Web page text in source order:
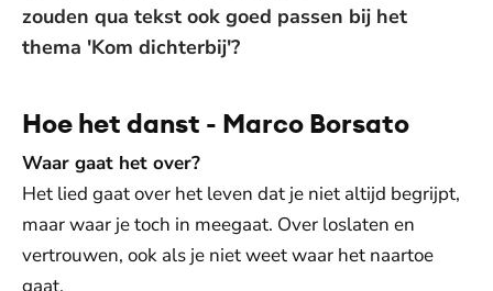
zouden qua tekst ook goed passen bij het
thema 'Kom dichterbij'?
Hoe het danst - Marco Borsato
Waar gaat het over?
Het lied gaat over het leven dat je niet altijd begrijpt,
maar waar je toch in meegaat. Over loslaten en
vertrouwen, ook als je niet weet waar het naartoe